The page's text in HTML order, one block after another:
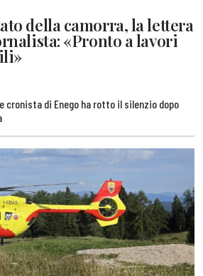
della camorra, la lettera
«Pronto a lavori
cronista di Enego ha rotto il silenzio dopo